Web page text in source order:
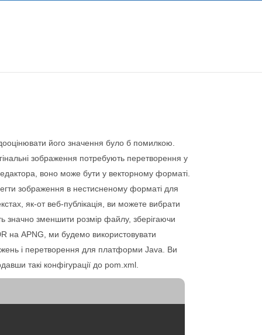
його значення було б помилкою.
зображення потребують перетворення у
воно може бути у векторному форматі.
зображення в нестисненому форматі для
як-от веб-публікація, ви можете вибрати
значно зменшити розмір файлу, зберігаючи
на APNG, ми будемо використовувати
і перетворення для платформи Java. Ви
такі конфігурації до pom.xml.